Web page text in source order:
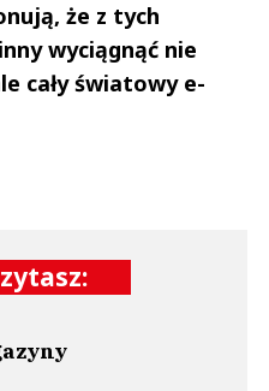
że z tych
wyciągnąć nie
cały światowy e-